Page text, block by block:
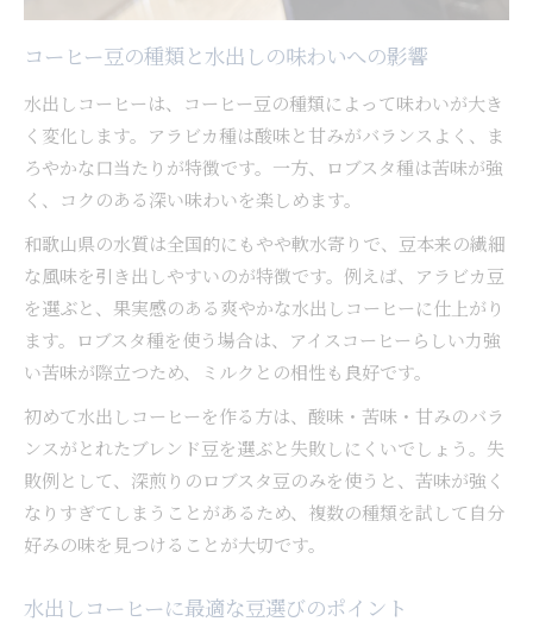
コーヒー豆の種類と水出しの味わいへの影響
水出しコーヒーは、コーヒー豆の種類によって味わいが大き
く変化します。アラビカ種は酸味と甘みがバランスよく、ま
ろやかな口当たりが特徴です。一方、ロブスタ種は苦味が強
く、コクのある深い味わいを楽しめます。
和歌山県の水質は全国的にもやや軟水寄りで、豆本来の繊細
な風味を引き出しやすいのが特徴です。例えば、アラビカ豆
を選ぶと、果実感のある爽やかな水出しコーヒーに仕上がり
ます。ロブスタ種を使う場合は、アイスコーヒーらしい力強
い苦味が際立つため、ミルクとの相性も良好です。
初めて水出しコーヒーを作る方は、酸味・苦味・甘みのバラ
ンスがとれたブレンド豆を選ぶと失敗しにくいでしょう。失
敗例として、深煎りのロブスタ豆のみを使うと、苦味が強く
なりすぎてしまうことがあるため、複数の種類を試して自分
好みの味を見つけることが大切です。
水出しコーヒーに最適な豆選びのポイント